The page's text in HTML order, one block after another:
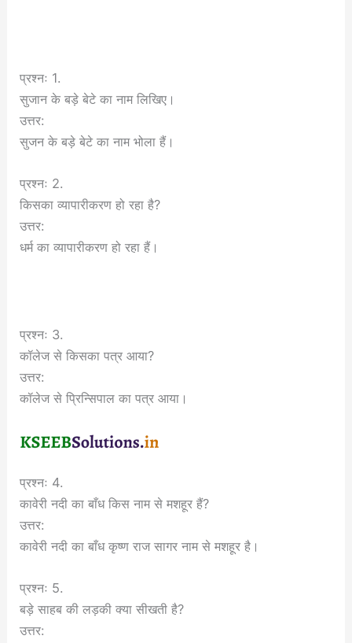
प्रश्नः 1.
सुजान के बड़े बेटे का नाम लिखिए।
उत्तर:
सुजन के बड़े बेटे का नाम भोला हैं।
प्रश्नः 2.
किसका व्यापारीकरण हो रहा है?
उत्तर:
धर्म का व्यापारीकरण हो रहा हैं।
प्रश्नः 3.
कॉलेज से किसका पत्र आया?
उत्तर:
कॉलेज से प्रिन्सिपाल का पत्र आया।
प्रश्नः 4.
कावेरी नदी का बाँध किस नाम से मशहूर हैं?
उत्तर:
कावेरी नदी का बाँध कृष्ण राज सागर नाम से मशहूर है।
प्रश्नः 5.
बड़े साहब की लड़की क्या सीखती है?
उत्तर: